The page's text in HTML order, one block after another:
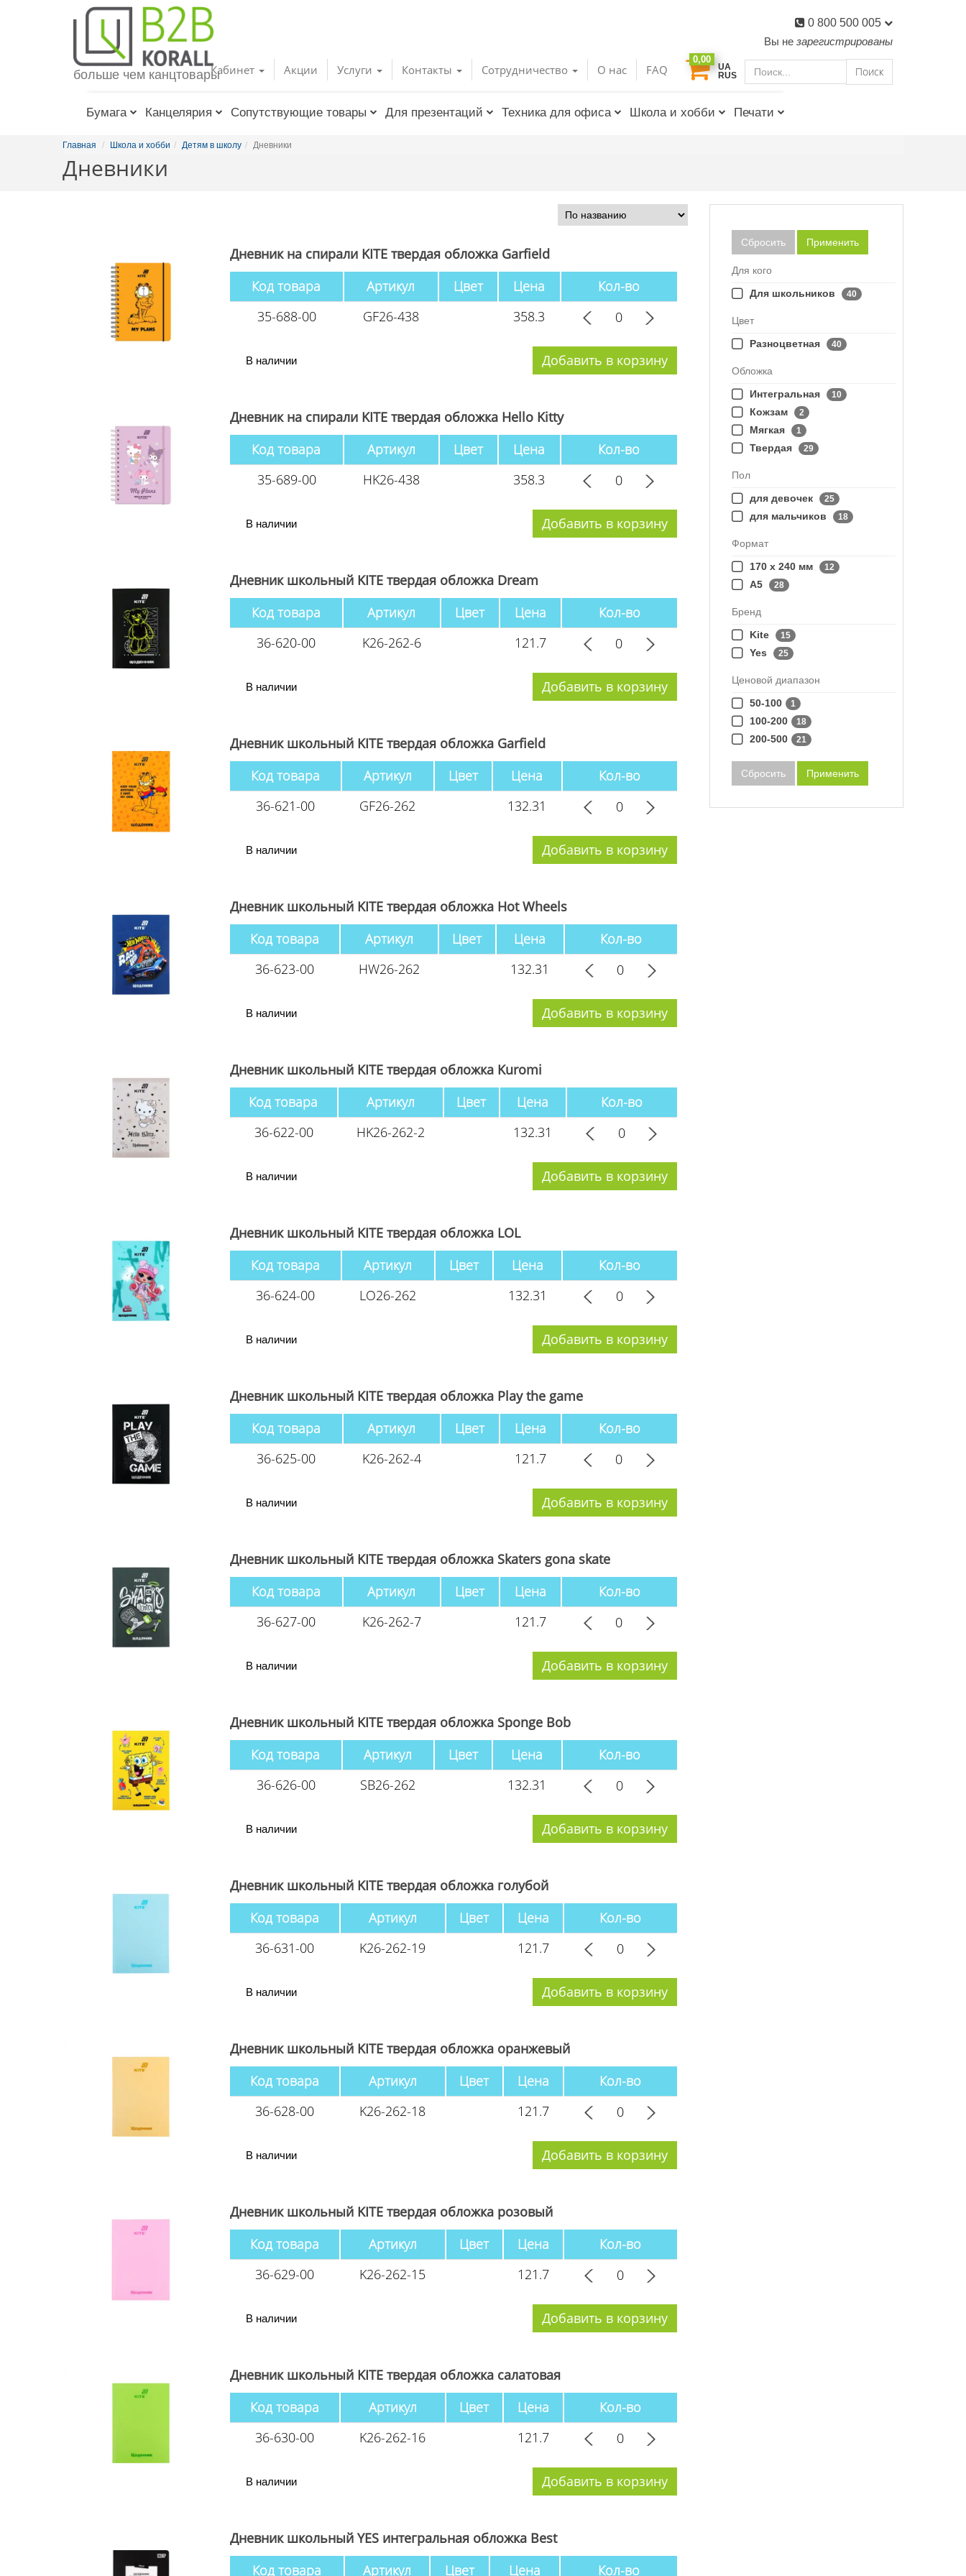
Toggle
navigation
Поиск
UA
RUS
0,00
Вы не зарегистрированы
0 800 500 005
Кабинет Акции Услуги Контакты Сотрудничество О нас FAQ
больше чем канцтовары
Бумага Канцелярия Сопутствующие товары Для презентаций Техника для офиса Школа и хобби Печати
Главная Школа и хобби Детям в школу Дневники
Дневники
Дневник на спирали KITE твердая обложка Garfield
Код товара
Артикул Цвет Цена
Кол-во
35-688-00
GF26-438 358.3
В наличии
Дневник на спирали KITE твердая обложка Hello Kitty
Код товара
Артикул Цвет Цена
Кол-во
35-689-00
HK26-438 358.3
В наличии
Дневник школьный KITE твердая обложка Dream
Код товара
Артикул Цвет Цена
Кол-во
36-620-00
K26-262-6 121.7
В наличии
Дневник школьный KITE твердая обложка Garfield
Код товара
Артикул Цвет Цена
Кол-во
36-621-00
GF26-262 132.31
В наличии
Дневник школьный KITE твердая обложка Hot Wheels
Код товара
Артикул Цвет Цена
Кол-во
36-623-00
HW26-262 132.31
В наличии
Дневник школьный KITE твердая обложка Kuromi
Код товара
Артикул Цвет Цена
Кол-во
36-622-00
HK26-262-2 132.31
В наличии
Дневник школьный KITE твердая обложка LOL
Код товара
Артикул Цвет Цена
Кол-во
36-624-00
LO26-262 132.31
В наличии
Дневник школьный KITE твердая обложка Play the game
Код товара
Артикул Цвет Цена
Кол-во
36-625-00
K26-262-4 121.7
В наличии
Дневник школьный KITE твердая обложка Skaters gona skate
Код товара
Артикул Цвет Цена
Кол-во
36-627-00
K26-262-7 121.7
В наличии
Дневник школьный KITE твердая обложка Sponge Bob
Код товара
Артикул Цвет Цена
Кол-во
36-626-00
SB26-262 132.31
В наличии
Дневник школьный KITE твердая обложка голубой
Код товара
Артикул Цвет Цена
Кол-во
36-631-00
K26-262-19 121.7
В наличии
Дневник школьный KITE твердая обложка оранжевый
Код товара
Артикул Цвет Цена
Кол-во
36-628-00
K26-262-18 121.7
В наличии
Дневник школьный KITE твердая обложка розовый
Код товара
Артикул Цвет Цена
Кол-во
36-629-00
K26-262-15 121.7
В наличии
Дневник школьный KITE твердая обложка салатовая
Код товара
Артикул Цвет Цена
Кол-во
36-630-00
K26-262-16 121.7
В наличии
Дневник школьный YES интегральная обложка Best
Код товара
Артикул Цвет Цена Кол-во
Сбросить Применить
Для кого
Для школьников
40
Цвет
Разноцветная
40
Обложка
Интегральная
10
Кожзам 2
Мягкая 1
Твердая 29
Пол
для девочек
25
для мальчиков 18
Формат
170 х 240 мм
12
А5 28
Бренд
Kite
15
Yes 25
Ценовой диапазон
50-100
1
100-200 18
200-500 21
Сбросить Применить